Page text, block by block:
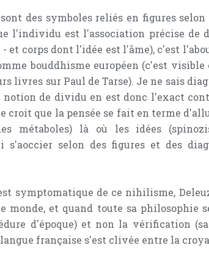
des symboles reliés en figures
l'individu est l'association précise de
- et corps dont l'idée est l'âme), c'est
bouddhisme européen (c'est visible
livres sur Paul de Tarse). Je ne sais
notion de dividu en est donc l'exact
croit que la pensée se fait en terme
métaboles) là où les idées
s'aoccier selon des figures et des
symptomatique de ce nihilisme,
monde, et quand toute sa philosophie
d'époque) et non la vérification
française s'est clivée entre la